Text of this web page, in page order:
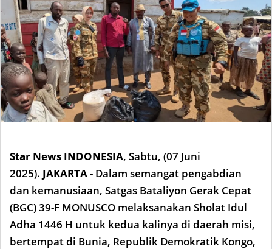
Star News INDONESIA, Sabtu, (07 Juni
2025). JAKARTA- Dalam semangat pengabdian
dan kemanusiaan, Satgas Bataliyon Gerak Cepat
(BGC) 39-F MONUSCO melaksanakan Sholat Idul
Adha 1446 H untuk kedua kalinya di daerah misi,
bertempat di Bunia, Republik Demokratik Kongo,